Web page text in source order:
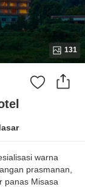
131
warna
prasmanan,
panas Misasa